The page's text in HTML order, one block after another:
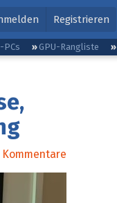
Registrieren
PCs GPU-Rangliste
Kommentare